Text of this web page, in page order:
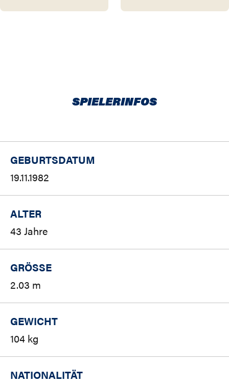
SPIELERINFOS
GEBURTSDATUM
19.11.1982
ALTER
43 Jahre
GRÖSSE
2.03 m
GEWICHT
104 kg
NATIONALITÄT